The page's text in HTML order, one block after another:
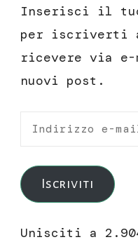
Inserisci il
per iscriverti
ricevere via
nuovi post.
Indirizzo
mail
Iscriviti
Unisciti a